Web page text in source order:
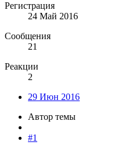
Регистрация
24 Май 2016
Сообщения
21
Реакции
2
29 Июн 2016
Автор темы
#1